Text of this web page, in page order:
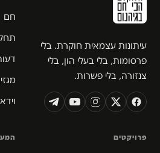
עיתונות עצמאית חוקרת. בלי
פרסומות, בלי בעלי הון, בלי
צנזורה, בלי פשרות.
חם
פרויקטים